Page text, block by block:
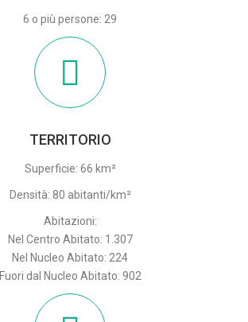
6 o più persone: 29
TERRITORIO
Superficie: 66 km²
Densità: 80 abitanti/km²
Abitazioni:
Nel Centro Abitato: 1.307
Nel Nucleo Abitato: 224
Fuori dal Nucleo Abitato: 902